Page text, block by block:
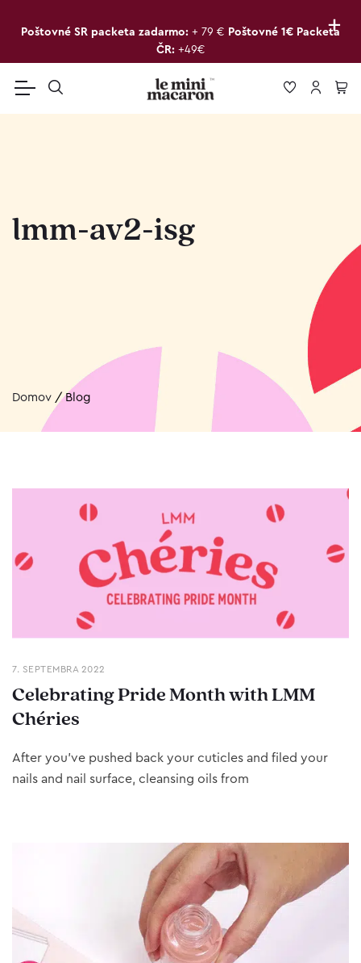
+
Poštovné SR packeta zadarmo: + 79 € Poštovné 1€ Packeta
ČR: +49€
lmm-av2-isg
Domov /Blog
7. SEPTEMBRA 2022
Celebrating Pride Month with LMM
Chéries
After you’ve pushed back your cuticles and filed your
nails and nail surface, cleansing oils from